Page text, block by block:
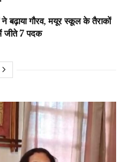
बढ़ाया गौरव, मयूर स्कूल के तैराकों
जीते 7 पदक